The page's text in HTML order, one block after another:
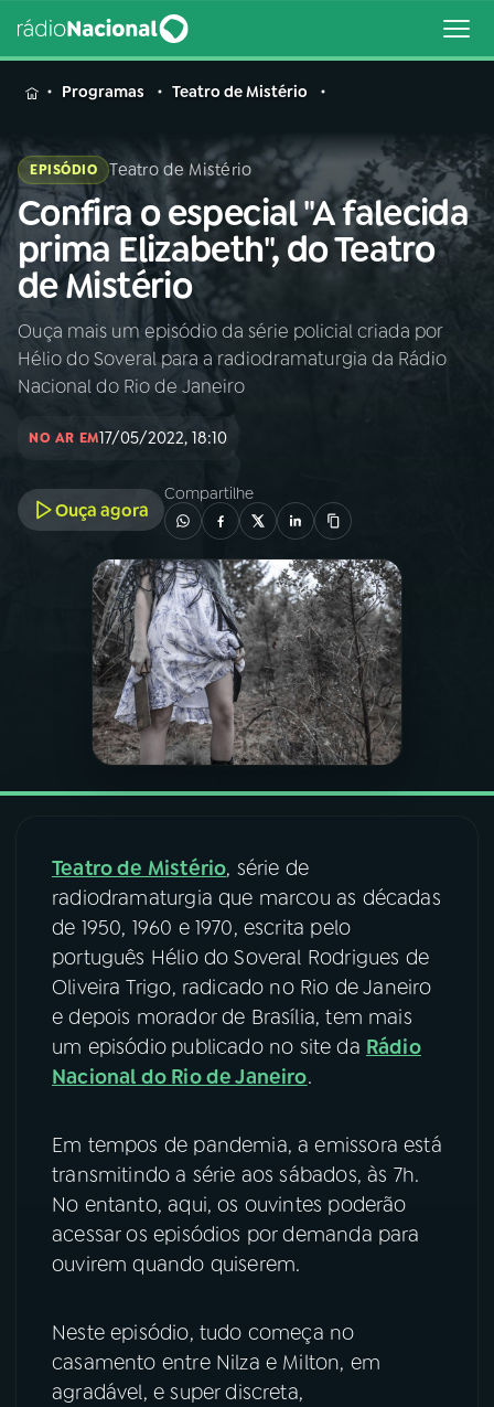
MENU
Buscar
na
Rádio
Nacional
Buscar
AO VIVO
PROGRAMAS
PODCASTS
VIDEOCASTS
08FESTIVAL DE MÚSICA
ACOMPANHE A RÁDIO NACIONAL
YouTube Facebook
Instagram X
TikTok
Programas Teatro de Mistério
EPISÓDIO Teatro de Mistério
Confira o especial "A falecida
prima Elizabeth", do Teatro
de Mistério
Ouça mais um episódio da série policial criada por
Hélio do Soveral para a radiodramaturgia da Rádio
Nacional do Rio de Janeiro
NO AR EM17/05/2022, 18:10
Ouça agora
Compartilhe
Teatro de Mistério, série de
radiodramaturgia que marcou as décadas
de 1950, 1960 e 1970, escrita pelo
português Hélio do Soveral Rodrigues de
Oliveira Trigo, radicado no Rio de Janeiro
e depois morador de Brasília, tem mais
um episódio publicado no site da Rádio
Nacional do Rio de Janeiro.
Em tempos de pandemia, a emissora está
transmitindo a série aos sábados, às 7h.
No entanto, aqui, os ouvintes poderão
acessar os episódios por demanda para
ouvirem quando quiserem.
Neste episódio, tudo começa no
casamento entre Nilza e Milton, em
agradável, e super discreta,